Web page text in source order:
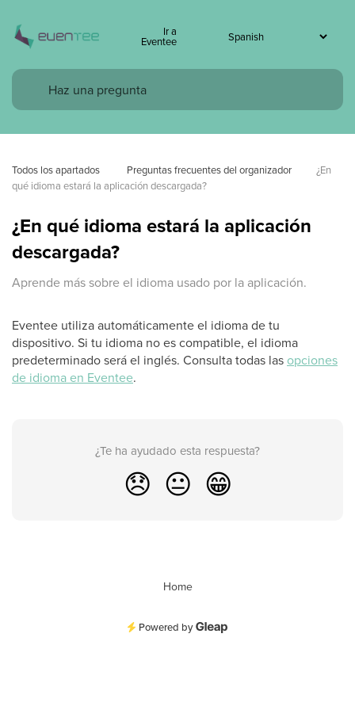
Ir a
Eventee
Todos los apartados Preguntas frecuentes del organizador
¿En
qué idioma estará la aplicación descargada?
¿En qué idioma estará la aplicación
descargada?
Aprende más sobre el idioma usado por la aplicación.
Eventee utiliza automáticamente el idioma de tu
dispositivo. Si tu idioma no es compatible, el idioma
predeterminado será el inglés. Consulta todas las opciones
de idioma en Eventee.
¿Te ha ayudado esta respuesta?
😞 😐 😁
Home
Powered by